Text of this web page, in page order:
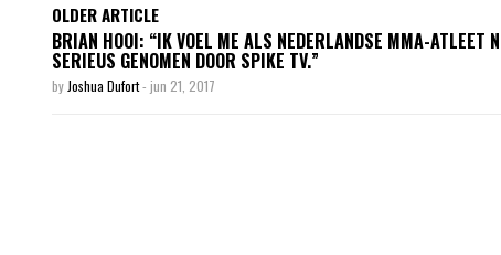
OLDER ARTICLE
BRIAN HOOI: “IK VOEL ME ALS NEDERLANDSE MMA-ATLEET
SERIEUS GENOMEN DOOR SPIKE TV.”
by Joshua Dufort- jun 21, 2017